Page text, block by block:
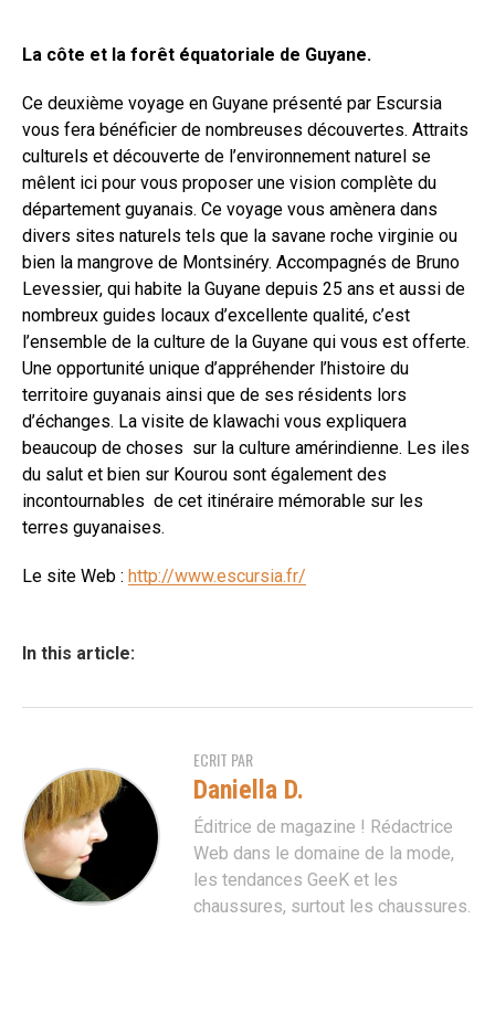
La côte et la forêt équatoriale de Guyane.
Ce deuxième voyage en Guyane présenté par Escursia
vous fera bénéficier de nombreuses découvertes. Attraits
culturels et découverte de l’environnement naturel se
mêlent ici pour vous proposer une vision complète du
département guyanais. Ce voyage vous amènera dans
divers sites naturels tels que la savane roche virginie ou
bien la mangrove de Montsinéry. Accompagnés de Bruno
Levessier, qui habite la Guyane depuis 25 ans et aussi de
nombreux guides locaux d’excellente qualité, c’est
l’ensemble de la culture de la Guyane qui vous est offerte.
Une opportunité unique d’appréhender l’histoire du
territoire guyanais ainsi que de ses résidents lors
d’échanges. La visite de klawachi vous expliquera
beaucoup de choses sur la culture amérindienne. Les iles
du salut et bien sur Kourou sont également des
incontournables de cet itinéraire mémorable sur les
terres guyanaises.
Le site Web : http://www.escursia.fr/
In this article:
ECRIT PAR
Daniella D.
Éditrice de magazine ! Rédactrice
Web dans le domaine de la mode,
les tendances GeeK et les
chaussures, surtout les chaussures.